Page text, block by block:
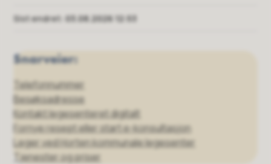
Sist endret 03.08.2026 12:53
Snarveier:
Telefonnummer
Besøksadresse
Kontakt legesenteret digitalt
Fornye resept eller start e-konsultasjon
Leger ved Horten kommunale legesenter
Tjenester og priser